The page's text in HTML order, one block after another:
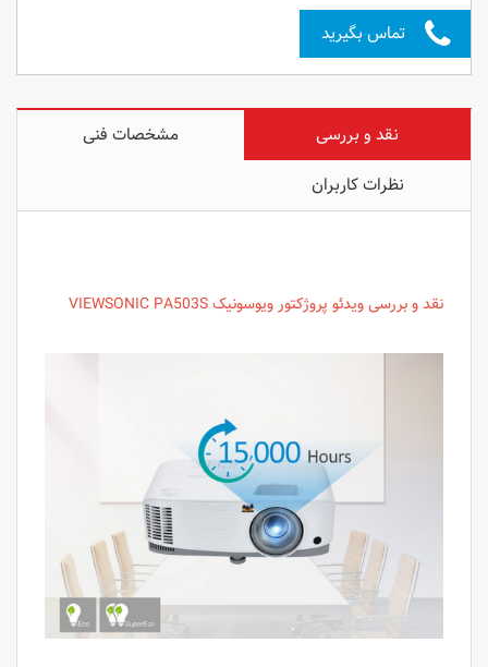
تماس بگیرید
نقد و بررسی
مشخصات فنی
نظرات کاربران
نقد و بررسی ویدئو پروژکتور ویوسونیک VIEWSONIC PA503S